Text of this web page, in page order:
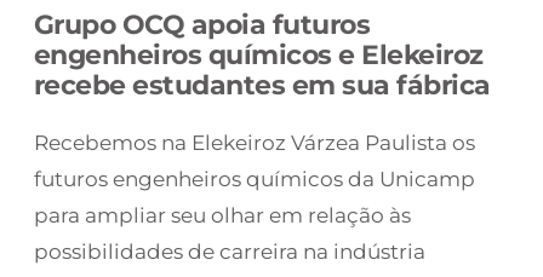
Grupo OCQ apoia futuros
engenheiros químicos e Elekeiroz
recebe estudantes em sua fábrica
Recebemos na Elekeiroz Várzea Paulista os
futuros engenheiros químicos da Unicamp
para ampliar seu olhar em relação às
possibilidades de carreira na indústria